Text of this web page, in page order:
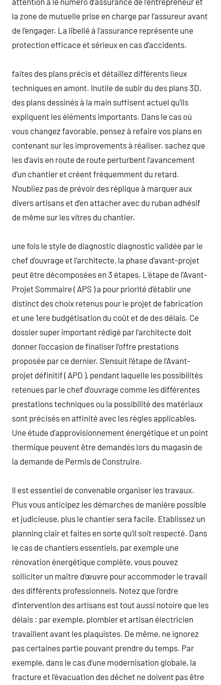
la zone de mutuelle prise en charge par l’assureur avant
de l’engager. La libellé à l’assurance représente une
protection efficace et sérieux en cas d’accidents.
faites des plans précis et détaillez différents lieux
techniques en amont. Inutile de subir du des plans 3D,
des plans dessinés à la main suffisent actuel qu’ils
expliquent les éléments importants. Dans le cas où
vous changez favorable, pensez à refaire vos plans en
contenant sur les improvements à réaliser. sachez que
les d’avis en route de route perturbent l’avancement
d’un chantier et créent fréquemment du retard.
N’oubliez pas de prévoir des réplique à marquer aux
divers artisans et d’en attacher avec du ruban adhésif
de même sur les vitres du chantier.
une fois le style de diagnostic diagnostic validée par le
chef d’ouvrage et l’architecte, la phase d’avant-projet
peut être décomposées en 3 étapes. L’étape de l’Avant-
Projet Sommaire ( APS ) a pour priorité d’établir une
distinct des choix retenus pour le projet de fabrication
et une 1ere budgétisation du coût et de des délais. Ce
dossier super important rédigé par l’architecte doit
donner l’occasion de finaliser l’offre prestations
proposée par ce dernier. S’ensuit l’étape de l’Avant-
projet définitif ( APD ), pendant laquelle les possibilités
retenues par le chef d’ouvrage comme les différentes
prestations techniques ou la possibilité des matériaux
sont précisés en affinité avec les règles applicables.
Une étude d’approvisionnement énergétique et un point
thermique peuvent être demandés lors du magasin de
la demande de Permis de Construire.
Il est essentiel de convenable organiser les travaux.
Plus vous anticipez les démarches de manière possible
et judicieuse, plus le chantier sera facile. Etablissez un
planning clair et faites en sorte qu’il soit respecté. Dans
le cas de chantiers essentiels, par exemple une
rénovation énergétique complète, vous pouvez
solliciter un maître d’œuvre pour accommoder le travail
des différents professionnels. Notez que l’ordre
d’intervention des artisans est tout aussi notoire que les
délais : par exemple, plombier et artisan électricien
travaillent avant les plaquistes. De même, ne ignorez
pas certaines partie pouvant prendre du temps. Par
exemple, dans le cas d’une modernisation globale, la
fracture et l’évacuation des déchet ne doivent pas être